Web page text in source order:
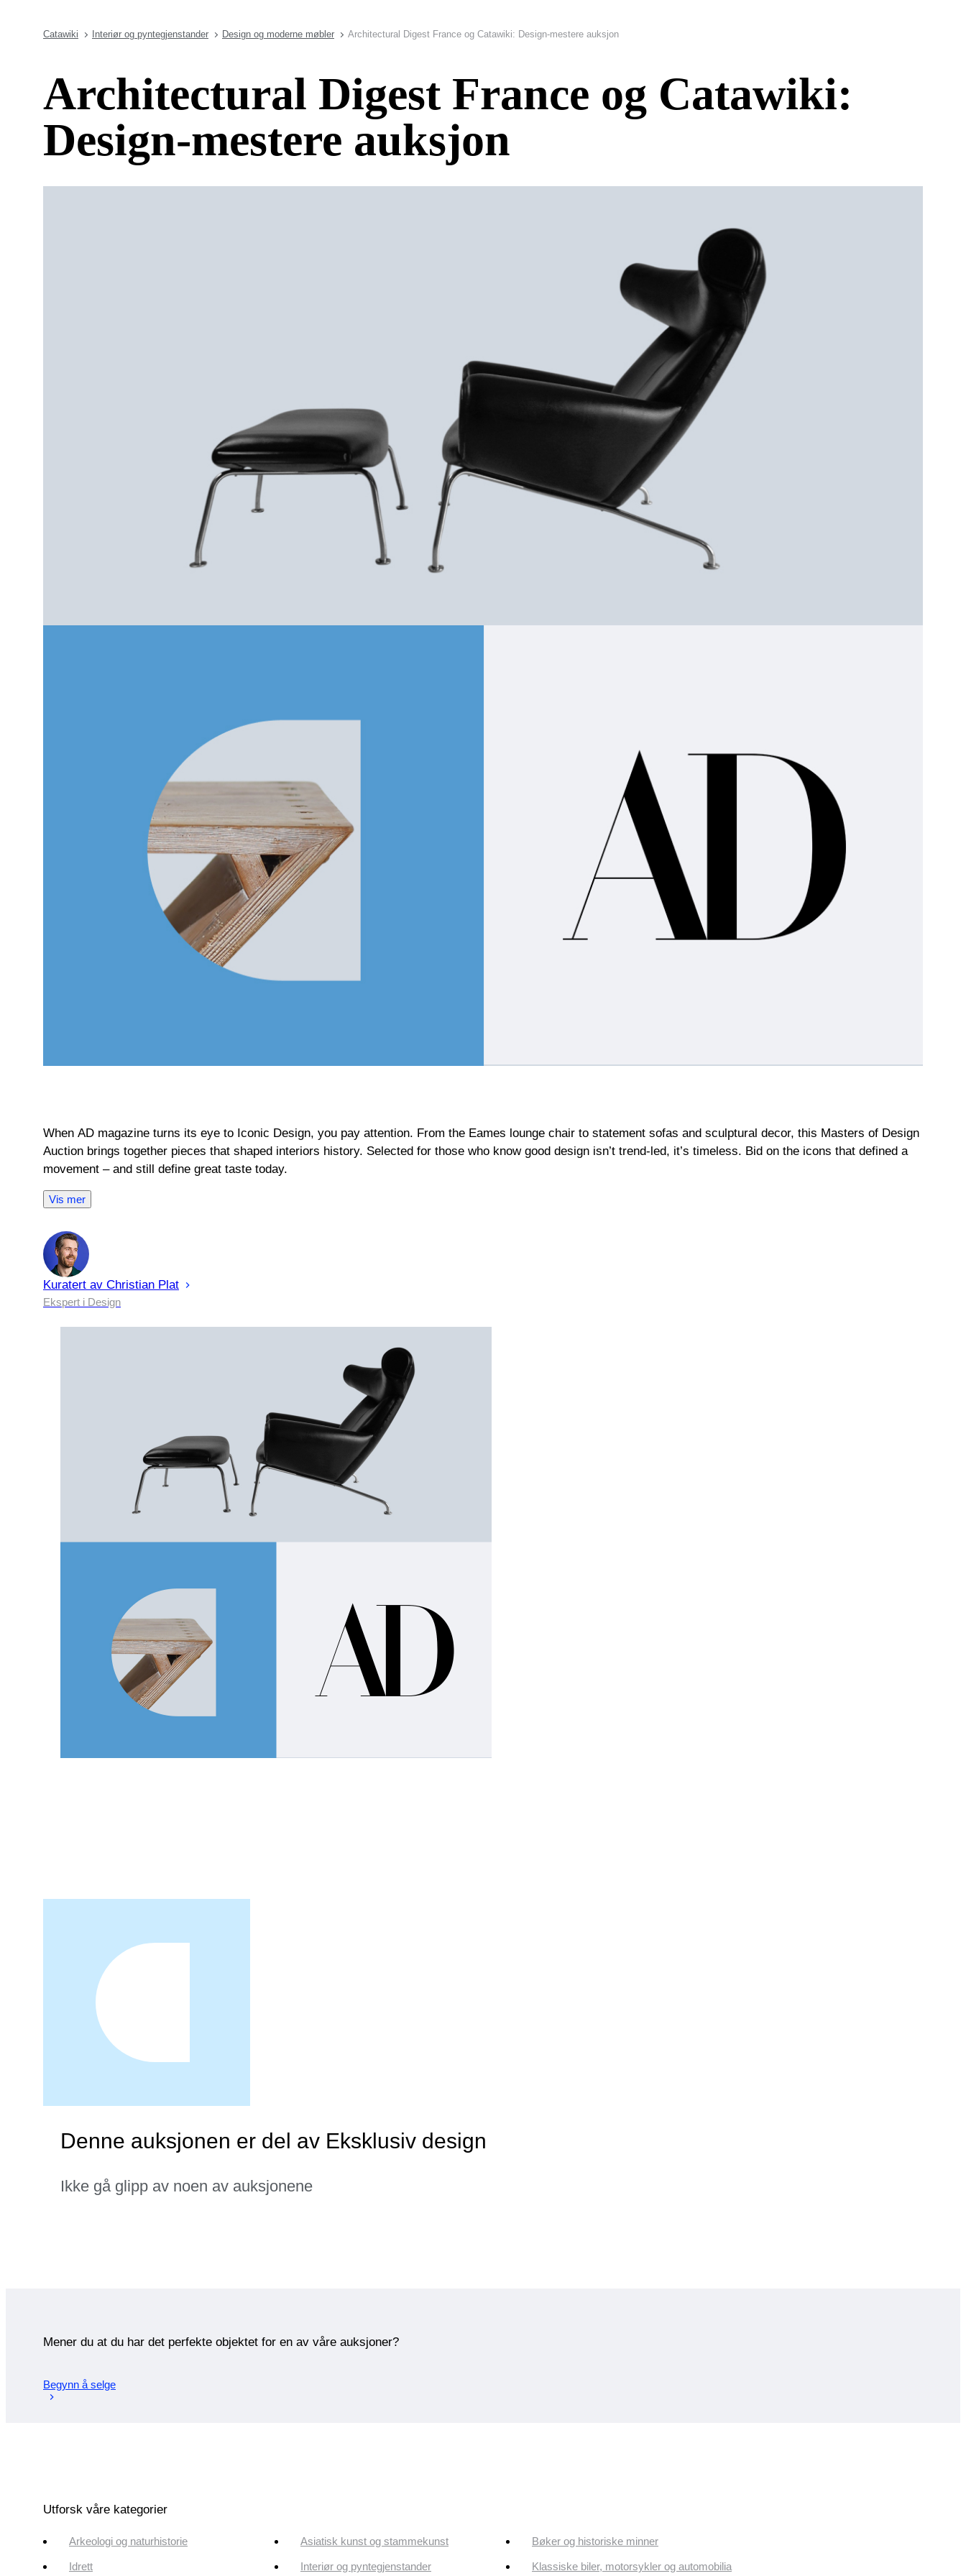
Catawiki Interiør og pyntegjenstander Design og moderne møbler Architectural Digest France og Catawiki: Design-mestere auksjon
Architectural Digest France og Catawiki:
Design-mestere auksjon
When AD magazine turns its eye to Iconic Design, you pay attention. From the Eames lounge chair to statement sofas and sculptural decor, this Masters of Design
Auction brings together pieces that shaped interiors history. Selected for those who know good design isn’t trend-led, it’s timeless. Bid on the icons that defined a
movement – and still define great taste today.
Vis mer
Kuratert av Christian Plat
Ekspert i Design
Denne auksjonen er del av Eksklusiv design
Ikke gå glipp av noen av auksjonene
Mener du at du har det perfekte objektet for en av våre auksjoner?
Begynn å selge
Utforsk våre kategorier
Arkeologi og naturhistorie Asiatisk kunst og stammekunst Bøker og historiske minner
Idrett Interiør og pyntegjenstander Klassiske biler, motorsykler og automobilia